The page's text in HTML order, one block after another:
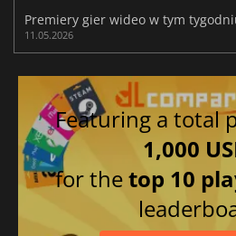
11.05.2026
Featuring a total
1,000
for thetop 10